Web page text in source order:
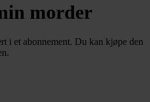
morder
i et abonnement. Du kan kjøpe den